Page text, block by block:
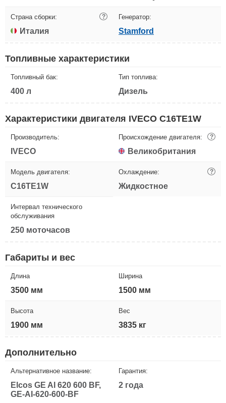
Страна сборки: ?
Италия
Генератор:
Stamford
Топливные характеристики
Топливный бак:
400 л
Тип топлива:
Дизель
Характеристики двигателя IVECO C16TE1W
Производитель:
IVECO
Происхождение двигателя: ?
Великобритания
Модель двигателя:
C16TE1W
Охлаждение: ?
Жидкостное
Интервал технического
обслуживания
250 моточасов
Габариты и вес
Длина
3500 мм
Ширина
1500 мм
Высота
1900 мм
Вес
3835 кг
Дополнительно
Альтернативное название:
Elcos GE AI 620 600 BF,
GE-AI-620-600-BF
Гарантия:
2 года